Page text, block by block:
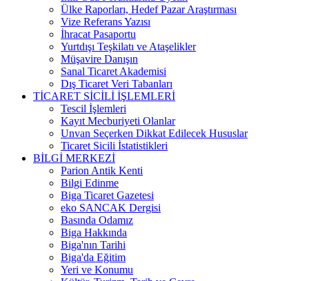
Ülke Raporları, Hedef Pazar Araştırması
Vize Referans Yazısı
İhracat Pasaportu
Yurtdışı Teşkilatı ve Ataşelikler
Müşavire Danışın
Sanal Ticaret Akademisi
Dış Ticaret Veri Tabanları
TİCARET SİCİLİ İŞLEMLERİ
Tescil İşlemleri
Kayıt Mecburiyeti Olanlar
Unvan Seçerken Dikkat Edilecek Hususlar
Ticaret Sicili İstatistikleri
BİLGİ MERKEZİ
Parion Antik Kenti
Bilgi Edinme
Biga Ticaret Gazetesi
eko SANCAK Dergisi
Basında Odamız
Biga Hakkında
Biga'nın Tarihi
Biga'da Eğitim
Yeri ve Konumu